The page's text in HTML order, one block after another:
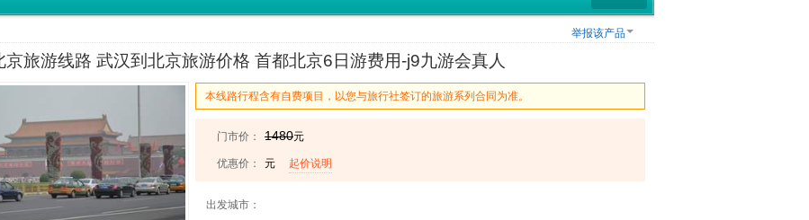
京旅游线路 武汉到北京旅游价格 首都北京6日游费用-j9九游会真人
本线路行程含有自费项目，以您与旅行社签订的旅游系列合同为准。
门市价： 1480元
优惠价： 元 起价说明
出发城市：
举报该产品